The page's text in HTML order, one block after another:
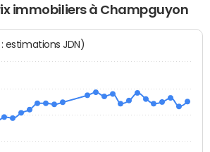
immobiliers à Champguyon
: estimations JDN)